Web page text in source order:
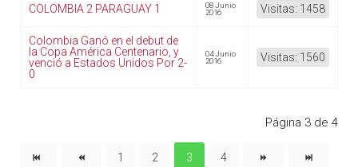
COLOMBIA 2 PARAGUAY 1
08 Junio
2016
Visitas: 1458
Colombia Ganó en el debut de
la Copa América Centenario, y
venció a Estados Unidos Por 2-
0
04 Junio
2016
Visitas: 1560
Página 3 de 4
1 2 3 4